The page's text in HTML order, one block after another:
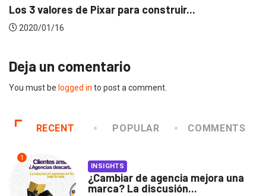
Conoce a los ganadores de Lux Awards 2019
2019/12/04
Deja un comentario
You must be logged in to post a comment.
RECENT POPULAR COMMENTS
1
INSIGHTS
¿Cambiar de agencia mejora una
marca? La discusión...